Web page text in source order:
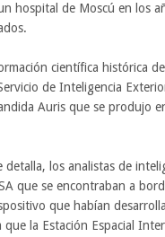
hospital de Moscú en los
científica histórica
de Inteligencia
Auris que se produjo
los analistas de
que se encontraban a
que habían
la Estación Espacial